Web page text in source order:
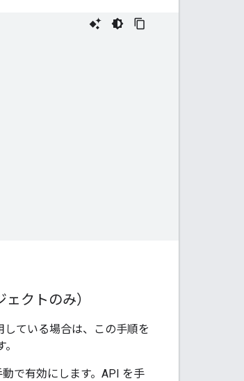
クトのみ）
している場合は、この手順を
で有効にします。API を手